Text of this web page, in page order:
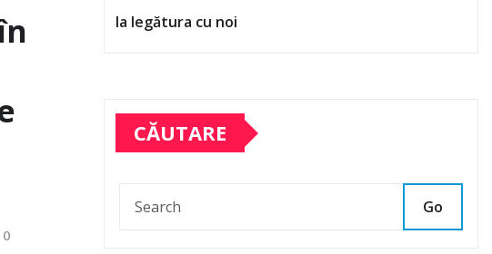
0
Ia legătura cu noi
CĂUTARE
Go